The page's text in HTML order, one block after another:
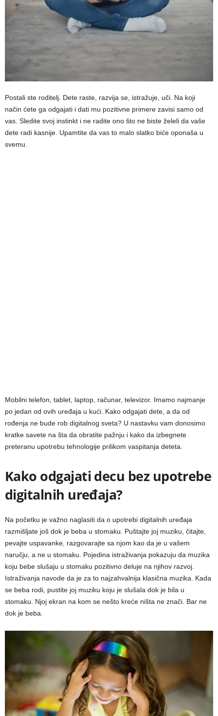
Postali ste roditelj. Dete raste, razvija se, istražuje, uči. Na koji
način ćete ga odgajati i dati mu pozitivne primere zavisi samo od
vas. Sledite svoj instinkt i ne radite ono što ne biste želeli da vaše
dete radi kasnije. Upamtite da vas to malo slatko biće oponaša u
svemu.
Mobilni telefon, tablet, laptop, računar, televizor. Imamo najmanje
po jedan od ovih uređaja u kući. Kako odgajati dete, a da od
rođenja ne bude rob digitalnog sveta? U nastavku vam donosimo
kratke savete na šta da obratite pažnju i kako da izbegnete
preteranu upotrebu tehnologije prilikom vaspitanja deteta.
Kako odgajati decu bez upotrebe
digitalnih uređaja?
Na početku je važno naglasiti da o upotrebi digitalnih uređaja
razmišljate još dok je beba u stomaku. Puštajte joj muziku, čitajte,
pevajte uspavanke, razgovarajte sa njom kao da je u vašem
naručju, a ne u stomaku. Pojedina istraživanja pokazuju da muzika
koju bebe slušaju u stomaku pozitivno deluje na njihov razvoj.
Istraživanja navode da je za to najzahvalnija klasična muzika. Kada
se beba rodi, pustite joj muziku koju je slušala dok je bila u
stomaku. Njoj ekran na kom se nešto kreće ništa ne znači. Bar ne
dok je beba.